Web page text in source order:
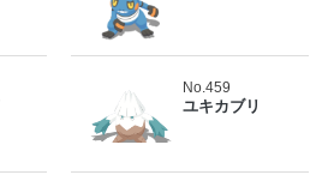
No.459
ユキカブリ